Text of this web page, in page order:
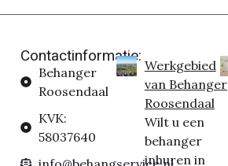
Contactinformatie:
Behanger
Roosendaal
KVK:
58037640
Werkgebied
van Behanger
Roosendaal
Wilt u een
behanger
inhuren in